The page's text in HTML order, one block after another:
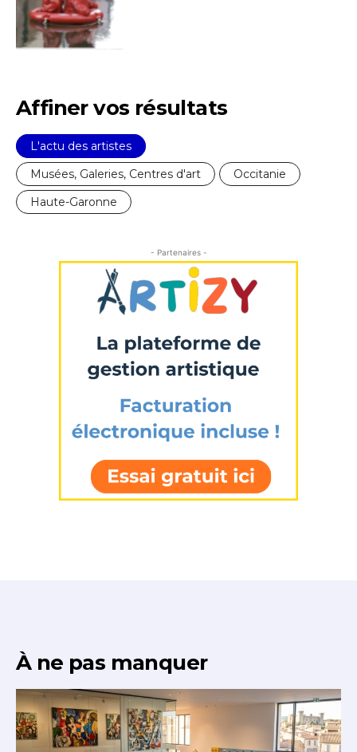
* Champ obligatoire
Affiner vos résultats
L'actu des artistes
Musées, Galeries, Centres d'art
Occitanie
Haute-Garonne
- Partenaires -
À ne pas manquer